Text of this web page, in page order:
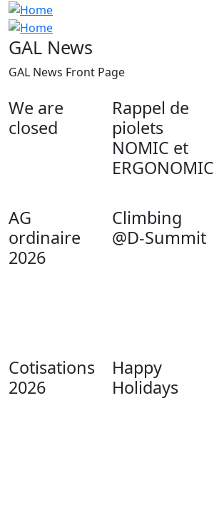
GAL News
GAL News Front Page
We are
closed
Rappel de
piolets
NOMIC et
ERGONOMIC
AG
ordinaire
2026
Climbing
@D-Summit
Cotisations
2026
Happy
Holidays